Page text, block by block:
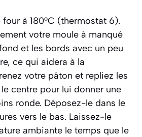
à 180°C (thermostat 6).
votre moule à manqué
et les bords avec un peu
ce qui aidera à la
votre pâton et repliez les
centre pour lui donner une
ronde. Déposez-le dans le
vers le bas. Laissez-le
ambiante le temps que le